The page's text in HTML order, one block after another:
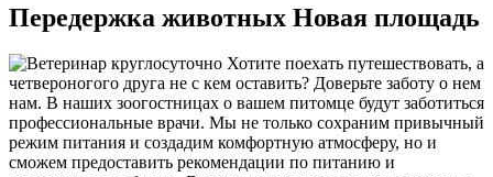
Передержка животных Новая площадь
Хотите поехать путешествовать, а
четвероногого друга не с кем оставить? Доверьте заботу о нем
нам. В наших зоогостницах о вашем питомце будут заботиться
профессиональные врачи. Мы не только сохраним привычный
режим питания и создадим комфортную атмосферу, но и
сможем предоставить рекомендации по питанию и